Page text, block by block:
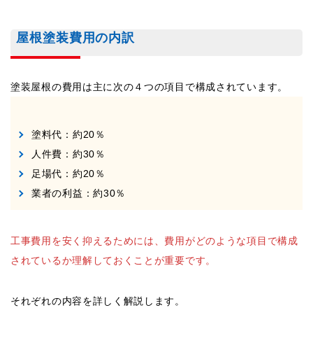
屋根塗装費用の内訳
塗装屋根の費用は主に次の４つの項目で構成されています。
塗料代：約20％
人件費：約30％
足場代：約20％
業者の利益：約30％
工事費用を安く抑えるためには、費用がどのような項目で構成
されているか理解しておくことが重要です。
それぞれの内容を詳しく解説します。